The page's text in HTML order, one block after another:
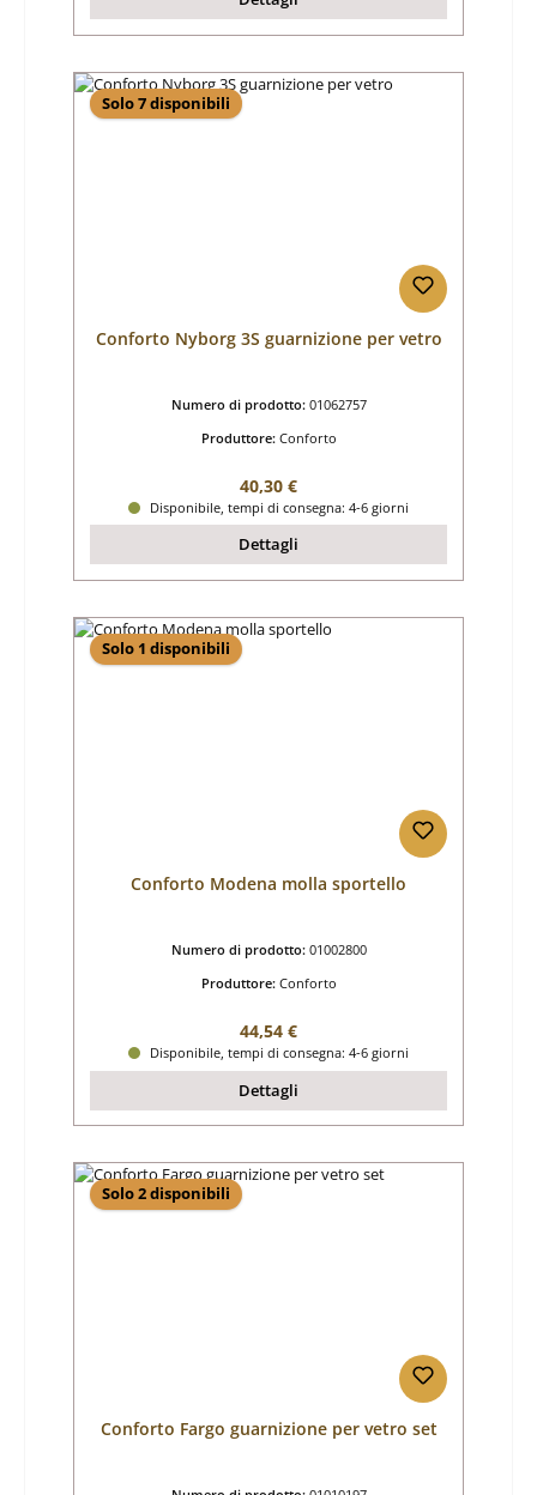
Solo 7 disponibili
Conforto Nyborg 3S guarnizione per vetro
Numero di prodotto: 01062757
Produttore: Conforto
Prezzo normale:
40,30 €
Disponibile, tempi di consegna: 4-6 giorni
Dettagli
Solo 1 disponibili
Conforto Modena molla sportello
Numero di prodotto: 01002800
Produttore: Conforto
Prezzo normale:
44,54 €
Disponibile, tempi di consegna: 4-6 giorni
Dettagli
Solo 2 disponibili
Conforto Fargo guarnizione per vetro set